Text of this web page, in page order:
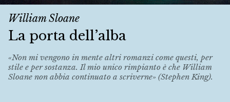
William Sloane
La porta dell’alba
«Non mi vengono in mente altri romanzi come questi, per
stile e per sostanza. Il mio unico rimpianto è che William
Sloane non abbia continuato a scriverne» (Stephen King).